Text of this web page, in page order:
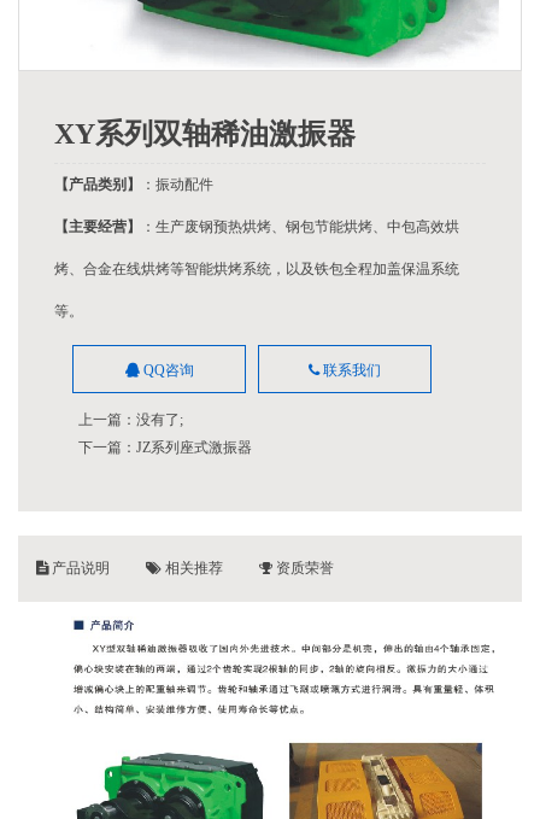
XY系列双轴稀油激振器
【产品类别】 ：振动配件
【主要经营】 ：生产废钢预热烘烤、钢包节能烘烤、中包高效烘
烤、合金在线烘烤等智能烘烤系统，以及铁包全程加盖保温系统
等。
QQ咨询 联系我们
上一篇：没有了;
下一篇： JZ系列座式激振器
产品说明 相关推荐 资质荣誉